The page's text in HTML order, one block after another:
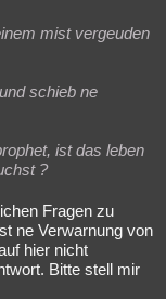
mist vergeuden
schieb ne
ist das leben
?
Fragen zu
ne Verwarnung von
hier nicht
Bitte stell mir